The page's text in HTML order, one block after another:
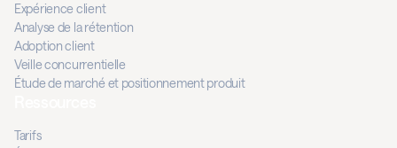
Expérience client
Analyse de la rétention
Adoption client
Veille concurrentielle
Étude de marché et positionnement produit
Tarifs